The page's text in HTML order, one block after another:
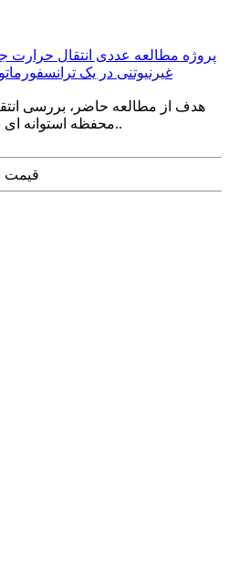
پروژه مطالعه عددی انتقال حرارت
غیرنیوتنی در یک
هدف از مطالعه حاضر، بررسی
محفظه استوانه ای شکل یک ترانسفورمر توان با ا..
قیمت بدون